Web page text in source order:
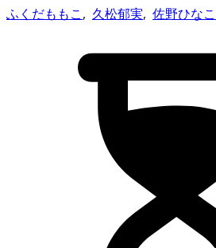
ふくだももこ, 久松郁実, 佐野ひなこ